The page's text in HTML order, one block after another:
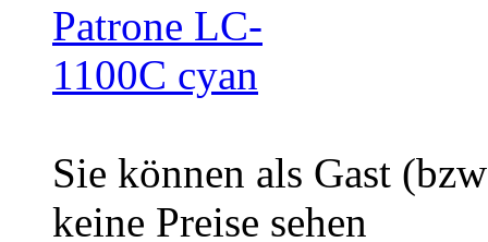
Sie können als Gast
keine Preise sehen